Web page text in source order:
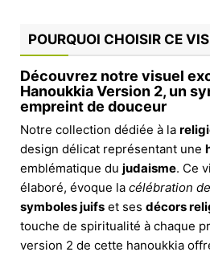
POURQUOI CHOISIR CE
Découvrez notre visuel
Hanoukkia Version 2, un
empreint de douceur
Notre collection dédiée à la
design délicat représentant une
emblématique du judaisme. Ce
élaboré, évoque la célébration
symboles juifs et ses décors
touche de spiritualité à chaque
version 2 de cette hanoukkia